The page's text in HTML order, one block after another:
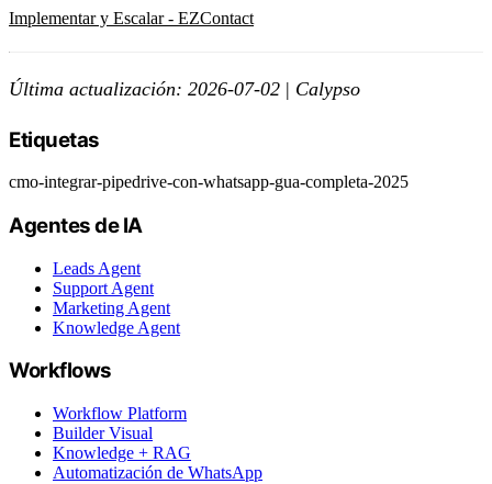
Implementar y Escalar - EZContact
Última actualización: 2026-07-02 | Calypso
Etiquetas
cmo-integrar-pipedrive-con-whatsapp-gua-completa-2025
Agentes de IA
Leads Agent
Support Agent
Marketing Agent
Knowledge Agent
Workflows
Workflow Platform
Builder Visual
Knowledge + RAG
Automatización de WhatsApp